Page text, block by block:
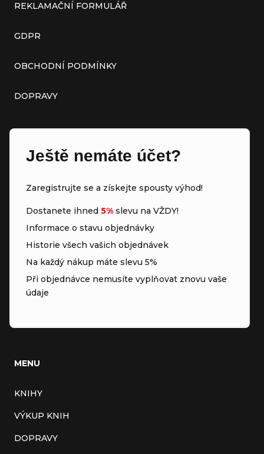
REKLAMAČNÍ FORMULÁŘ
GDPR
OBCHODNÍ PODMÍNKY
DOPRAVY
Ještě nemáte účet?
Zaregistrujte se a získejte spousty výhod!
Dostanete ihned 5% slevu na VŽDY!
Informace o stavu objednávky
Historie všech vašich objednávek
Na každý nákup máte slevu 5%
Při objednávce nemusíte vyplňovat znovu vaše
údaje
MENU
KNIHY
VÝKUP KNIH
DOPRAVY